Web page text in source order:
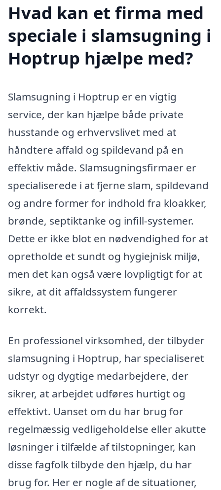
Hvad kan et firma med
speciale i slamsugning i
Hoptrup hjælpe med?
Slamsugning i Hoptrup er en vigtig
service, der kan hjælpe både private
husstande og erhvervslivet med at
håndtere affald og spildevand på en
effektiv måde. Slamsugningsfirmaer er
specialiserede i at fjerne slam, spildevand
og andre former for indhold fra kloakker,
brønde, septiktanke og infill-systemer.
Dette er ikke blot en nødvendighed for at
opretholde et sundt og hygiejnisk miljø,
men det kan også være lovpligtigt for at
sikre, at dit affaldssystem fungerer
korrekt.
En professionel virksomhed, der tilbyder
slamsugning i Hoptrup, har specialiseret
udstyr og dygtige medarbejdere, der
sikrer, at arbejdet udføres hurtigt og
effektivt. Uanset om du har brug for
regelmæssig vedligeholdelse eller akutte
løsninger i tilfælde af tilstopninger, kan
disse fagfolk tilbyde den hjælp, du har
brug for. Her er nogle af de situationer,